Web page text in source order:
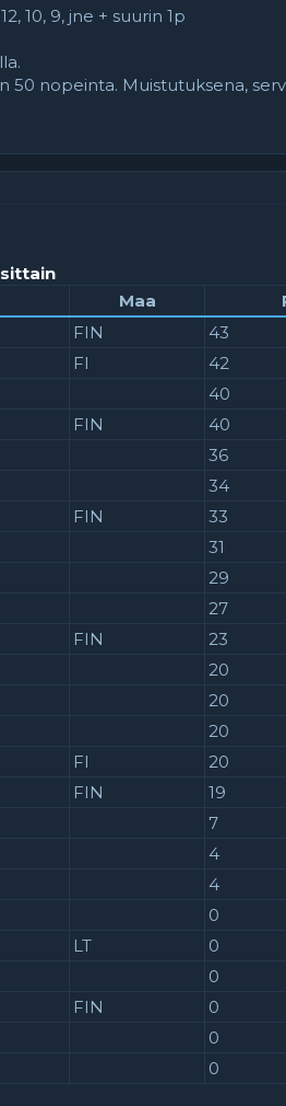
10, 9, jne + suurin 1p
50 nopeinta. Muistutuksena,
Maa
FIN 43
FI 42
40
FIN 40
36
34
FIN 33
31
29
27
FIN 23
20
20
20
FI 20
FIN 19
7
4
4
0
LT 0
0
FIN 0
0
0